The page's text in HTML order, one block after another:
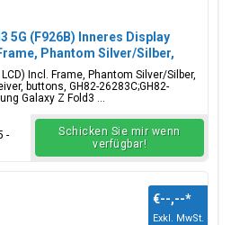
5G (F926B) Inneres Display
Phantom Silver/Silber,
Incl. Frame, Phantom Silver/Silber,
buttons, GH82-26283C;GH82-
Galaxy Z Fold3 ...
-
Schicken Sie mir wenn
verfügbar!
€--,--*
Exkl. MwSt.